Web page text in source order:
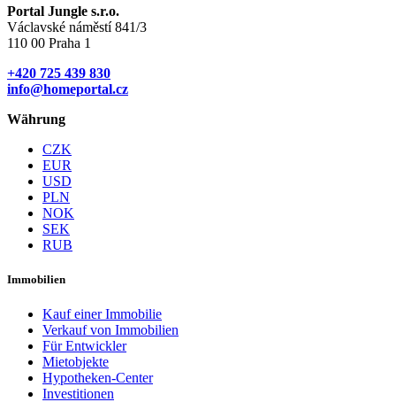
Portal Jungle s.r.o.
Václavské náměstí 841/3
110 00 Praha 1
+420 725 439 830
info@homeportal.cz
Währung
CZK
EUR
USD
PLN
NOK
SEK
RUB
Immobilien
Kauf einer Immobilie
Verkauf von Immobilien
Für Entwickler
Mietobjekte
Hypotheken-Center
Investitionen